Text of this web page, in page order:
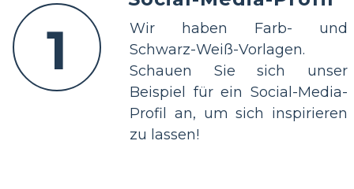
1
Wir haben Farb- und
Schwarz-Weiß-Vorlagen.
Schauen Sie sich unser
Beispiel für ein Social-Media-
Profil an, um sich inspirieren
zu lassen!